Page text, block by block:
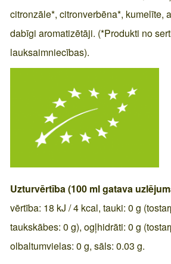
citronzāle*, citronverbēna*, kumelīte,
dabīgi aromatizētāji. (*Produkti no
lauksaimniecības).
Uzturvērtība (100 ml gatava
vērtība: 18 kJ / 4 kcal, tauki: 0 g
taukskābes: 0 g), ogļhidrāti: 0 g
olbaltumvielas: 0 g, sāls: 0.03 g.